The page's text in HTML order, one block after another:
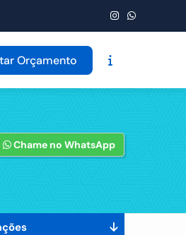
Orçamento
Chame no WhatsApp